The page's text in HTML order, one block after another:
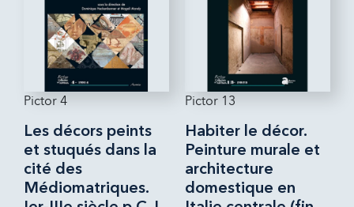
Pictor 4
Les décors peints
et stuqués dans la
cité des
Médiomatriques.
Pictor 13
Habiter le décor.
Peinture murale et
architecture
domestique en